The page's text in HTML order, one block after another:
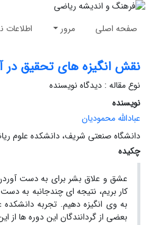
صفحه اصلی مرور اطلاعات
نقش انگیزه های تحقیق
نوع مقاله : دیدگاه نویسنده
نویسنده
عبادالله محمودیان
دانشگاه صنعتی شریف، دانشکده علوم
چکیده
عشق و علاق بشر برای به دست
کار بریم، نتیجه ای چندجانبه به
به وی انگیزه دهیم. تجربه
بعضی از گردانندگان این دوره ها از